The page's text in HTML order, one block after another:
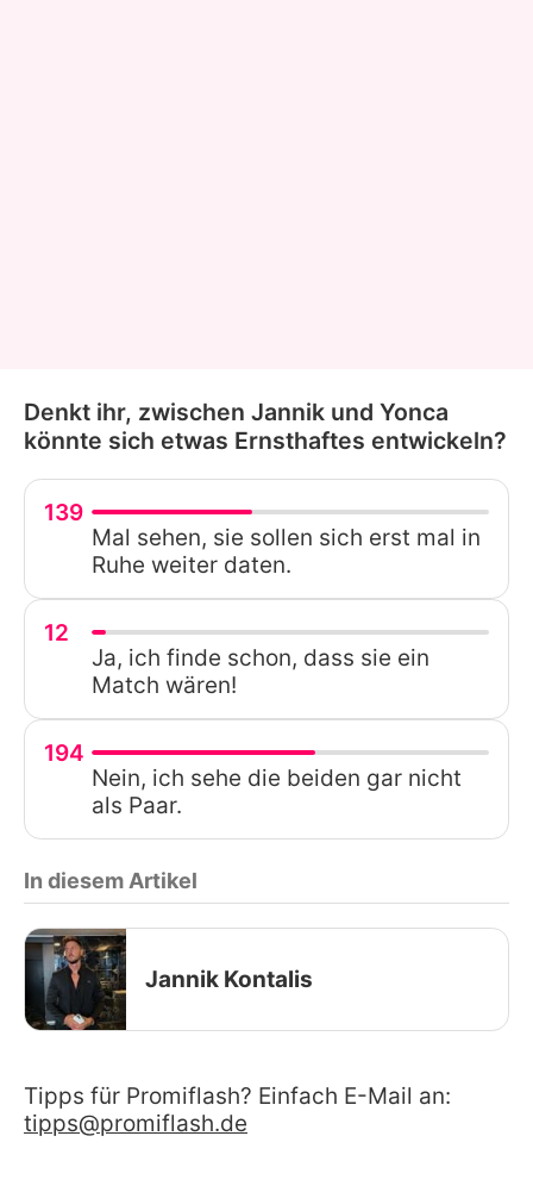
Denkt ihr, zwischen Jannik und Yonca
könnte sich etwas Ernsthaftes entwickeln?
139
Mal sehen, sie sollen sich erst mal in
Ruhe weiter daten.
12
Ja, ich finde schon, dass sie ein
Match wären!
194
Nein, ich sehe die beiden gar nicht
als Paar.
In diesem Artikel
Jannik Kontalis
Tipps für Promiflash? Einfach E-Mail an:
tipps@promiflash.de